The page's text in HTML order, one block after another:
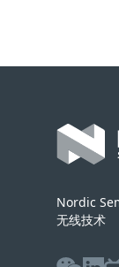
Nordic
无线技术